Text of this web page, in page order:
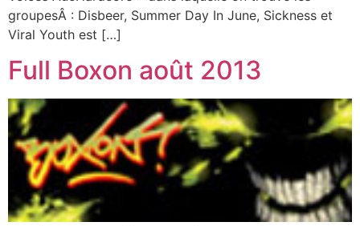
groupesÂ : Disbeer, Summer Day In June, Sickness et
Viral Youth est […]
Full Boxon août 2013